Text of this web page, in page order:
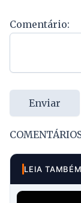
Comentário:
Enviar
LEIA TAMBÉM